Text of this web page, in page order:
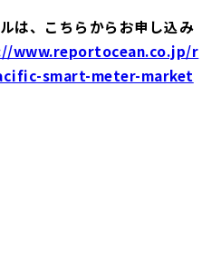
は、こちらからお申し込み
www.reportocean.co.jp/r
smart-meter-market